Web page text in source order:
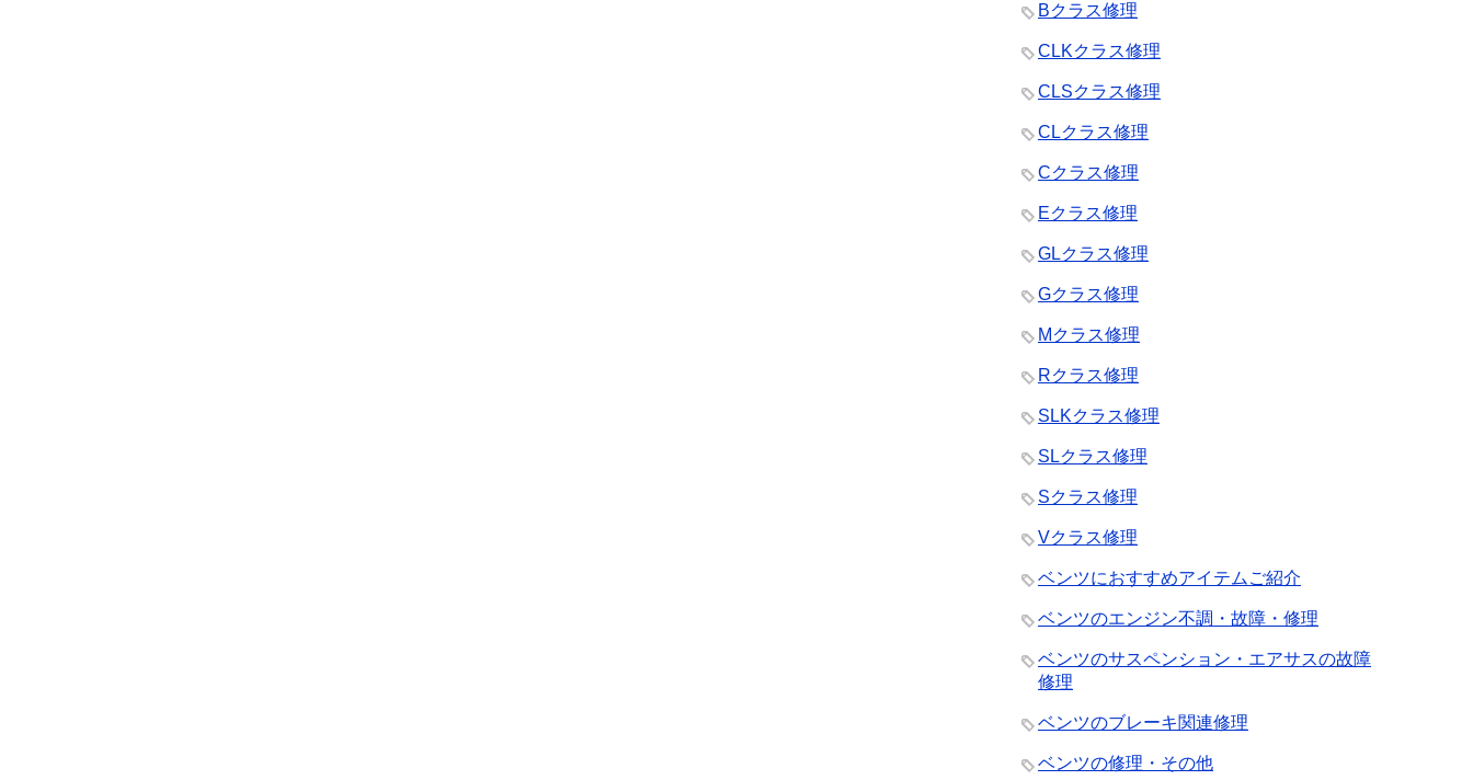
Bクラス修理
CLKクラス修理
CLSクラス修理
CLクラス修理
Cクラス修理
Eクラス修理
GLクラス修理
Gクラス修理
Mクラス修理
Rクラス修理
SLKクラス修理
SLクラス修理
Sクラス修理
Vクラス修理
ベンツにおすすめアイテムご紹介
ベンツのエンジン不調・故障・修理
ベンツのサスペンション・エアサスの故障
修理
ベンツのブレーキ関連修理
ベンツの修理・その他